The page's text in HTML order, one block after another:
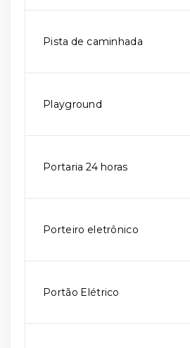
Pista de caminhada
Playground
Portaria 24 horas
Porteiro eletrônico
Portão Elétrico